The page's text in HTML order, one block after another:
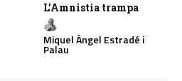
L’Amnistia trampa
Miquel Àngel Estradé i
Palau